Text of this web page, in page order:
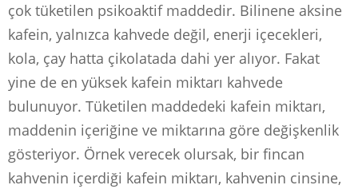
çok tüketilen psikoaktif maddedir. Bilinene aksine
kafein, yalnızca kahvede değil, enerji içecekleri,
kola, çay hatta çikolatada dahi yer alıyor. Fakat
yine de en yüksek kafein miktarı kahvede
bulunuyor. Tüketilen maddedeki kafein miktarı,
maddenin içeriğine ve miktarına göre değişkenlik
gösteriyor. Örnek verecek olursak, bir fincan
kahvenin içerdiği kafein miktarı, kahvenin cinsine,